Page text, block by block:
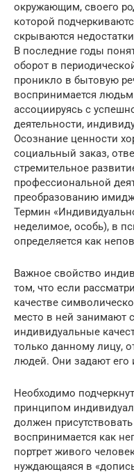
окружающим, своего
которой
скрываются
В последние годы
оборот в
проникло в бытовую
воспринимается
ассоциируясь с
деятельности,
Осознание ценности
социальный заказ,
стремительное
профессиональной
преобразованию
Термин
неделимое, особь), в
определяется как
Важное свойство
том, что если
качестве
место в ней занимают
индивидуальные
только данному лицу,
людей. Они задают его
Необходимо
принципом
должен
воспринимается как
портрет живого
нуждающаяся в